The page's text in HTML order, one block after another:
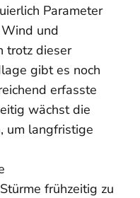
Parameter
und
trotz dieser
gibt es noch
erfasste
wächst die
um langfristige
frühzeitig zu